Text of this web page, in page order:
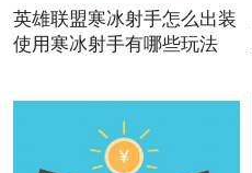
英雄联盟寒冰射手怎么出装
使用寒冰射手有哪些玩法